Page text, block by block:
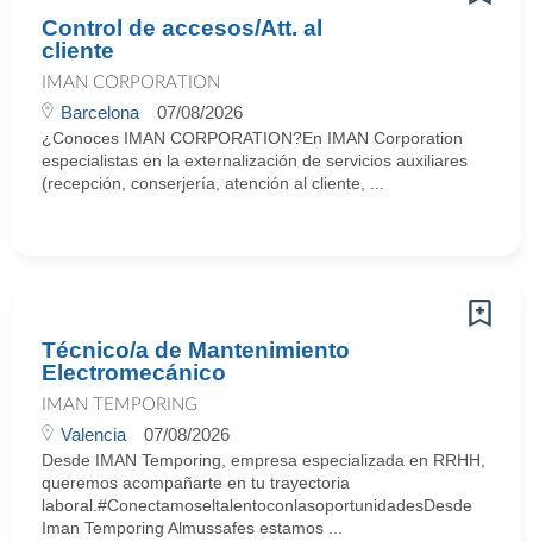
Control de accesos/Att. al
cliente
IMAN CORPORATION
Barcelona 07/08/2026
¿Conoces IMAN CORPORATION?En IMAN Corporation
especialistas en la externalización de servicios auxiliares
(recepción, conserjería, atención al cliente, ...
Técnico/a de Mantenimiento
Electromecánico
IMAN TEMPORING
Valencia 07/08/2026
Desde IMAN Temporing, empresa especializada en RRHH,
queremos acompañarte en tu trayectoria
laboral.#ConectamoseltalentoconlasoportunidadesDesde
Iman Temporing Almussafes estamos ...